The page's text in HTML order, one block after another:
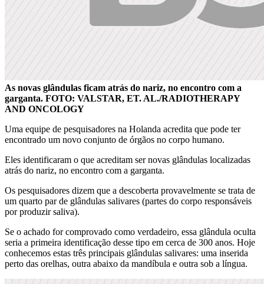
As novas glândulas ficam atrás do nariz, no encontro com a
garganta. FOTO: VALSTAR, ET. AL./RADIOTHERAPY
AND ONCOLOGY
Uma equipe de pesquisadores na Holanda acredita que pode ter
encontrado um novo conjunto de órgãos no corpo humano.
Eles identificaram o que acreditam ser novas glândulas localizadas
atrás do nariz, no encontro com a garganta.
Os pesquisadores dizem que a descoberta provavelmente se trata de
um quarto par de glândulas salivares (partes do corpo responsáveis
por produzir saliva).
Se o achado for comprovado como verdadeiro, essa glândula oculta
seria a primeira identificação desse tipo em cerca de 300 anos. Hoje
conhecemos estas três principais glândulas salivares: uma inserida
perto das orelhas, outra abaixo da mandíbula e outra sob a língua.